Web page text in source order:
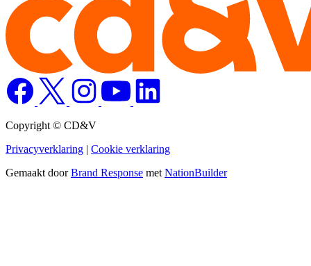
Copyright © CD&V
Privacyverklaring | Cookie verklaring
Gemaakt doorBrand Response met NationBuilder